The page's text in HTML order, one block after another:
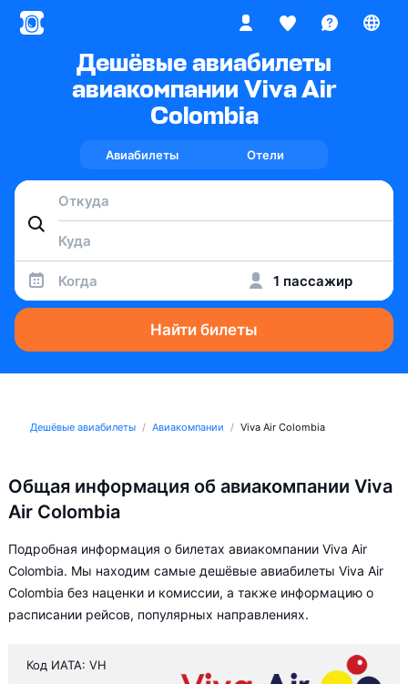
Дешёвые авиабилеты
авиакомпании Viva Air
Colombia
Авиабилеты Отели
Когда 1 пассажир
Найти билеты
Дешёвые авиабилеты Авиакомпании Viva Air Colombia
Общая информация об авиакомпании Viva
Air Colombia
Подробная информация о билетах авиакомпании Viva Air
Colombia. Мы находим самые дешёвые авиабилеты Viva Air
Colombia без наценки и комиссии, а также информацию о
расписании рейсов, популярных направлениях.
Код ИАТА: VH